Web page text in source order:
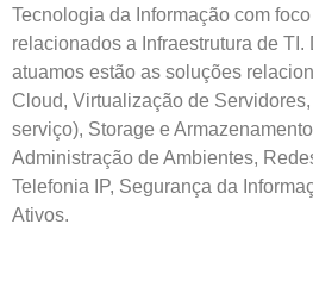
Tecnologia da Informação com
relacionados a Infraestrutura de TI.
atuamos estão as soluções
Cloud, Virtualização de
serviço), Storage e
Administração de Ambientes,
Telefonia IP, Segurança da
Ativos.